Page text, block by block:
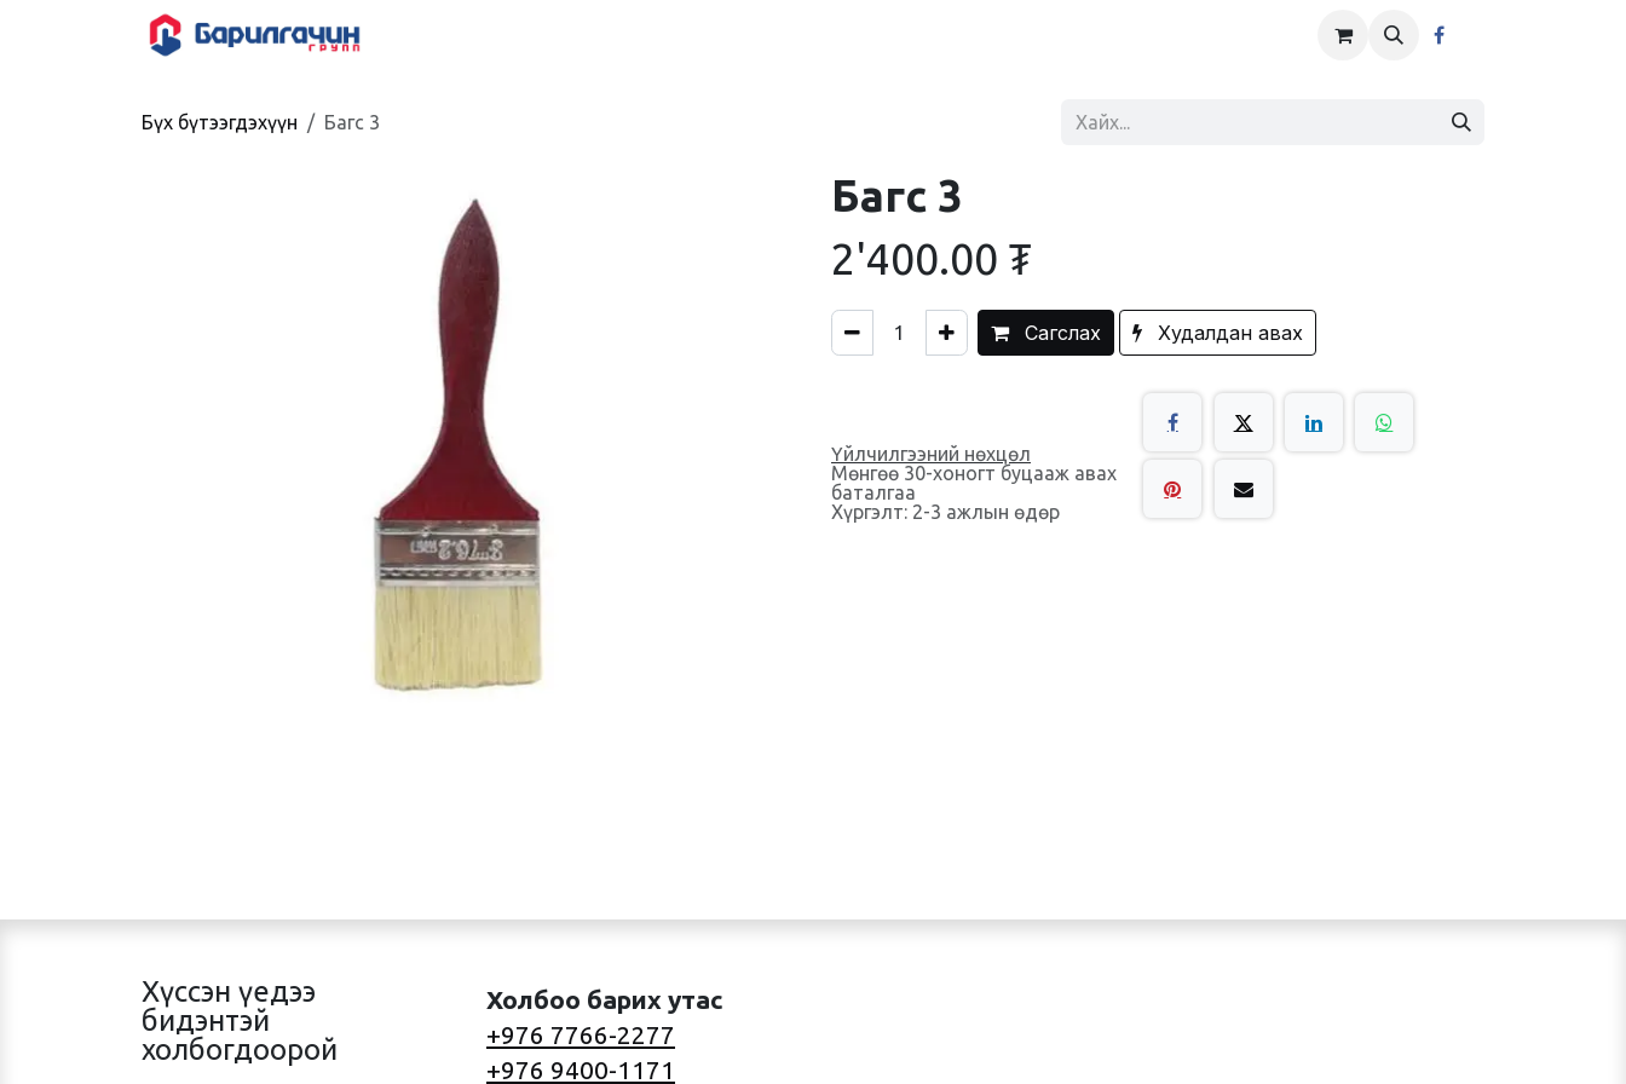
Бүх бүтээгдэхүүн Багс 3
Багс 3
2'400.00 ₮
Сагслах Худалдан авах
Үйлчилгээний нөхцөл
Мөнгөө 30-хоногт буцааж авах
баталгаа
Хүргэлт: 2-3 ажлын өдөр
Хүссэн үедээ
бидэнтэй
холбогдоорой
Холбоо барих утас
+976 7766-2277
+976 9400-1171